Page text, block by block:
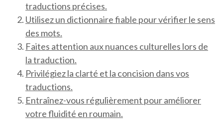
traductions précises.
Utilisez un dictionnaire fiable pour vérifier le sens
des mots.
Faites attention aux nuances culturelles lors de
la traduction.
Privilégiez la clarté et la concision dans vos
traductions.
Entraînez-vous régulièrement pour améliorer
votre fluidité en roumain.